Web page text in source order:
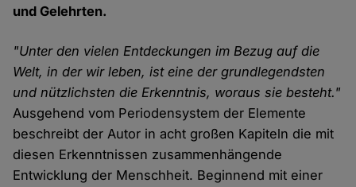
und Gelehrten.
"Unter den vielen Entdeckungen im Bezug auf die
Welt, in der wir leben, ist eine der grundlegendsten
und nützlichsten die Erkenntnis, woraus sie besteht."
Ausgehend vom Periodensystem der Elemente
beschreibt der Autor in acht großen Kapiteln die mit
diesen Erkenntnissen zusammenhängende
Entwicklung der Menschheit. Beginnend mit einer